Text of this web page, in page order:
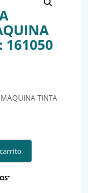
161050
TINTA
MAQUINA TINTA